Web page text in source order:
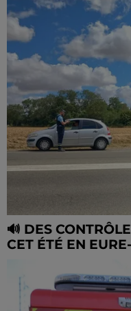
🔊 DES
CET ÉTÉ EN